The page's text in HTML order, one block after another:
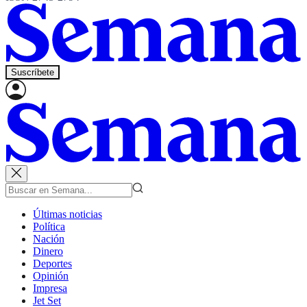
Suscríbete
Últimas noticias
Política
Nación
Dinero
Deportes
Opinión
Impresa
Jet Set